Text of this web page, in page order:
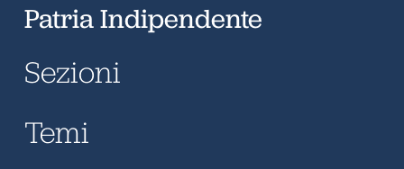
Patria Indipendente
Sezioni
Temi